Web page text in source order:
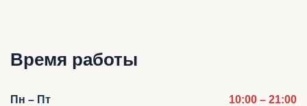
Время работы
Пн – Пт 10:00 – 21:00